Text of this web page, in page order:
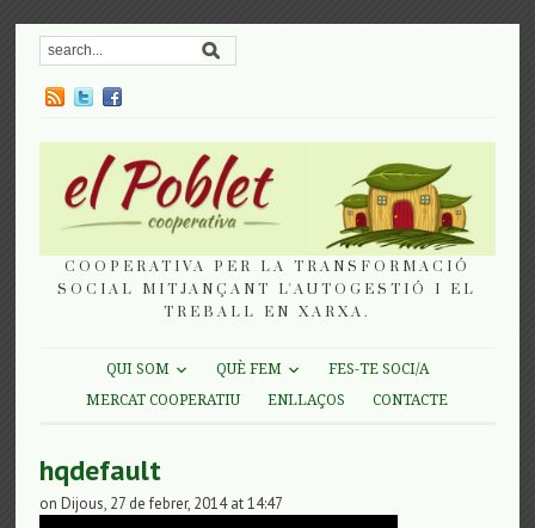
COOPERATIVA PER LA TRANSFORMACIÓ
SOCIAL MITJANÇANT L'AUTOGESTIÓ I EL
TREBALL EN XARXA.
QUI SOM QUÈ FEM
FES-TE SOCI/A
MERCAT COOPERATIU
ENLLAÇOS CONTACTE
hqdefault
on Dijous, 27 de febrer, 2014 at 14:47